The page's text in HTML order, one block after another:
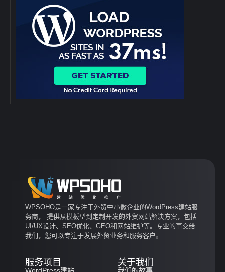
WPSOHO是一家专注于外贸中小微企业的WordPress建站服
务商， 提供从模板型到定制开发的外贸网站解决方案，包括
UI/UX设计、SEO优化、GEO和网站维护等。专业的事交给
我们，您可以专注于发展外贸业务和服务客户。
服务项目
WordPress建站
关于我们
我们的故事